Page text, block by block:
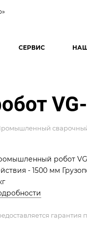
СЕРВИС
сварочный
робот
мм Грузоподъемность -
гарантия